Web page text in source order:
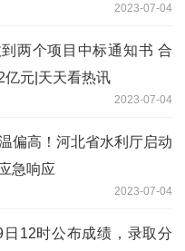
2023-07-04
两个项目中标通知书 合
亿元|天天看热讯
2023-07-04
偏高！河北省水利厅启动
急响应
2023-07-04
12时公布成绩，录取分